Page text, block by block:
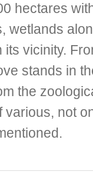
hectares
wetlands
vicinity.
stands in
the
not